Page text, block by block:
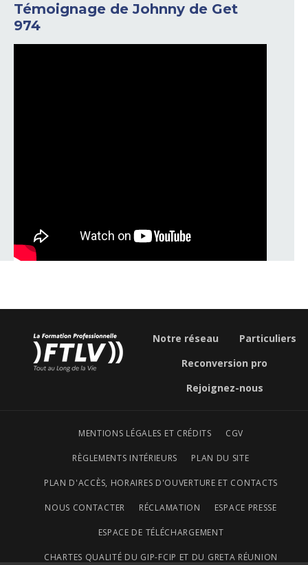
Témoignage de Johnny de Get
974
Notre réseau
Particuliers
Reconversion pro
Rejoignez-nous
MENTIONS LÉGALES ET CRÉDITS CGV
RÈGLEMENTS INTÉRIEURS PLAN DU SITE
PLAN D'ACCÈS, HORAIRES D'OUVERTURE ET CONTACTS
NOUS CONTACTER RÉCLAMATION ESPACE PRESSE
ESPACE DE TÉLÉCHARGEMENT
CHARTES QUALITÉ DU GIP-FCIP ET DU GRETA RÉUNION